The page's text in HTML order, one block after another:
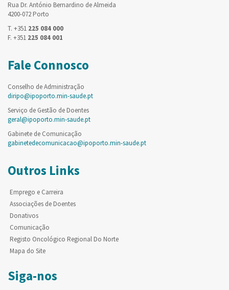
Rua Dr. António Bernardino de Almeida
4200-072 Porto
T. +351 225 084 000
F. +351 225 084 001
Fale Connosco
Conselho de Administração
diripo@ipoporto.min-saude.pt
Serviço de Gestão de Doentes
geral@ipoporto.min-saude.pt
Gabinete de Comunicação
gabinetedecomunicacao@ipoporto.min-saude.pt
Outros Links
Emprego e Carreira
Associações de Doentes
Donativos
Comunicação
Registo Oncológico Regional Do Norte
Mapa do Site
Siga-nos